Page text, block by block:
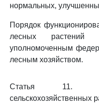
нормальных,
Порядок
лесных растений
уполномоченным
лесным хозяйством.
Статья 11.
сельскохозяйственных